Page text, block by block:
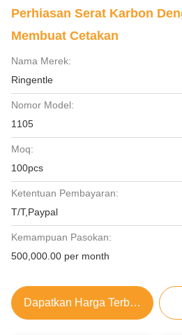
Perhiasan Serat Karbon
Membuat Cetakan
Nama Merek:
Ringentle
Nomor Model:
1105
Moq:
100pcs
Ketentuan Pembayaran:
T/T,Paypal
Kemampuan Pasokan:
500,000.00 per month
Dapatkan Harga Terbaik